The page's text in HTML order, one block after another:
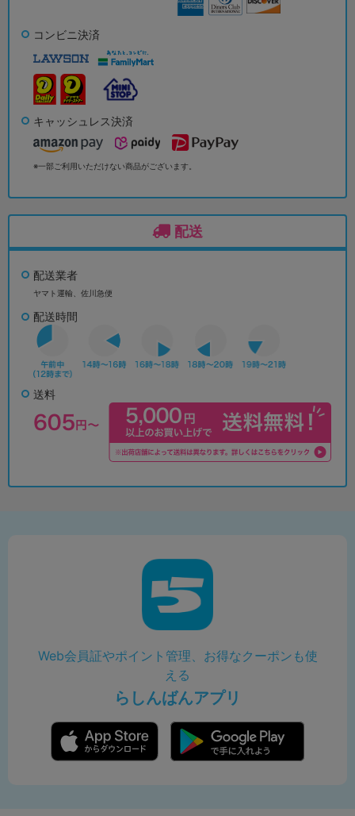
コンビニ決済
キャッシュレス決済
※一部ご利用いただけない商品がございます。
配送
配送業者
ヤマト運輸、佐川急便
配送時間
送料
Web会員証やポイント管理、お得なクーポンも使
える
らしんばんアプリ